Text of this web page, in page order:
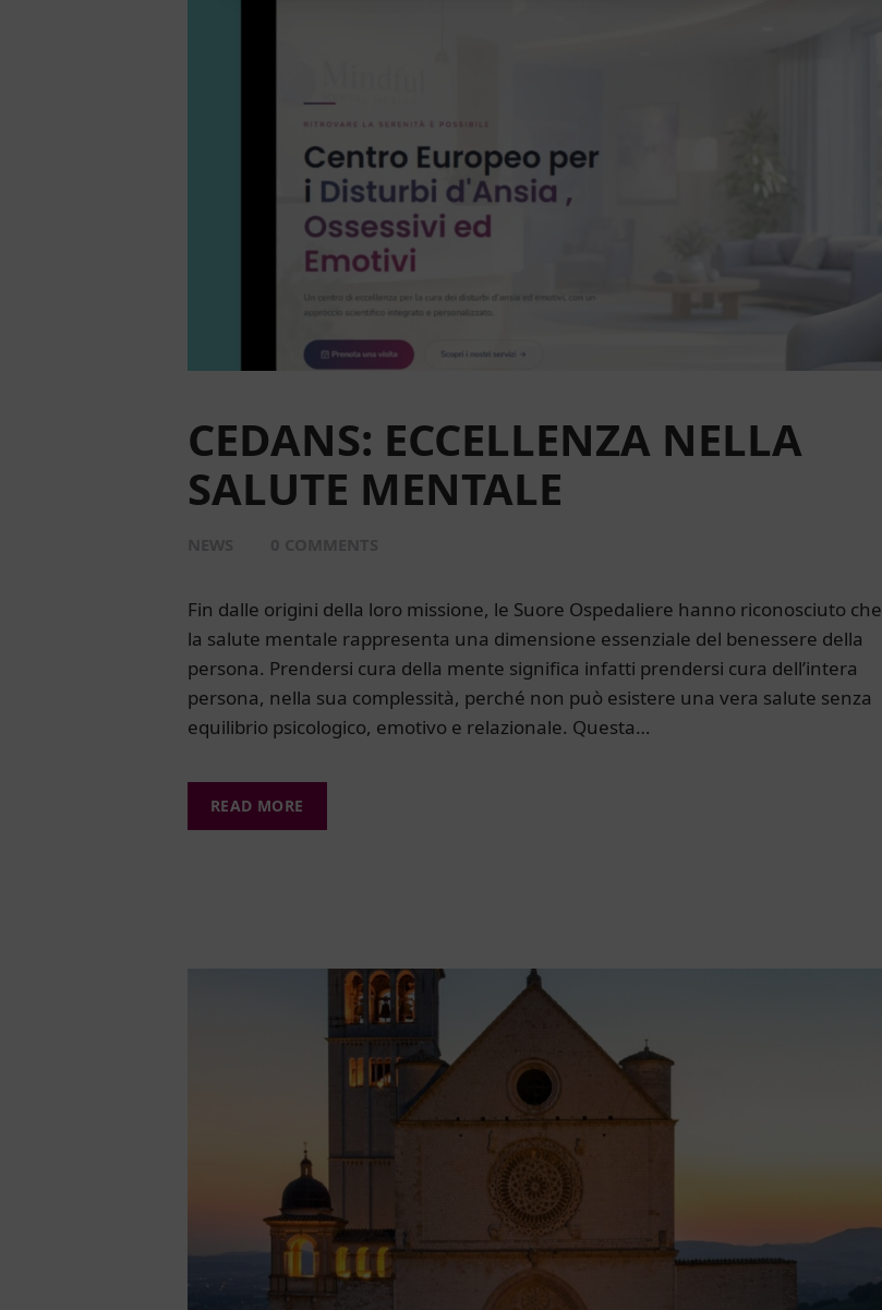
CEDANS: ECCELLENZA NELLA
SALUTE MENTALE
Fin dalle origini della loro missione, le Suore Ospedaliere hanno riconosciuto che
la salute mentale rappresenta una dimensione essenziale del benessere della
persona. Prendersi cura della mente significa infatti prendersi cura dell’intera
persona, nella sua complessità, perché non può esistere una vera salute senza
equilibrio psicologico, emotivo e relazionale. Questa…
READ MORE